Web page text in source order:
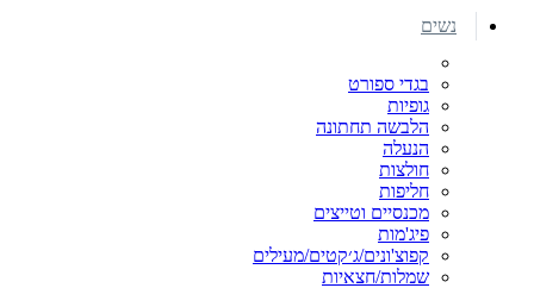
נשים
בגדי ספורט
גופיות
הלבשה תחתונה
הנעלה
חולצות
חליפות
מכנסיים וטייצים
פיג'מות
קפוצ'ונים/ג׳קטים/מעילים
שמלות/חצאיות